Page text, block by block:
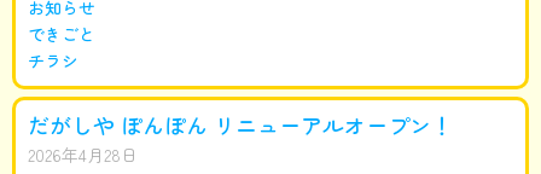
お知らせ
できごと
チラシ
だがしや ぽんぽん リニューアルオープン！
2026年4月28日